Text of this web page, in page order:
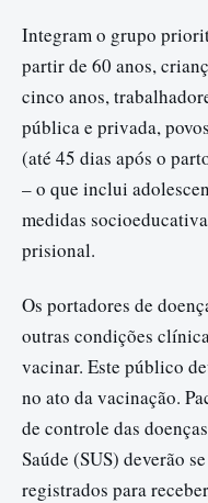
Integram o grupo
partir de 60 anos,
cinco anos,
pública e privada,
(até 45 dias após o
– o que inclui
medidas
prisional.
Os portadores de
outras condições
vacinar. Este público
no ato da vacinação.
de controle das
Saúde (SUS) deverão
registrados para